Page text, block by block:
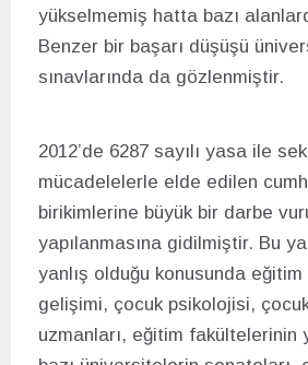
yükselmemiş hatta bazı
Benzer bir başarı düşüşü
sınavlarında da gözlenmiştir.
2012’de 6287 sayılı yasa ile
mücadelelerle elde edilen
birikimlerine büyük bir darbe
yapılanmasına gidilmiştir. Bu
yanlış olduğu konusunda
gelişimi, çocuk psikolojisi,
uzmanları, eğitim fakültelerinin